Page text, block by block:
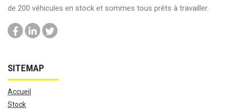
de 200 véhicules en stock et sommes tous prêts à travailler.
SITEMAP
Accueil
Stock